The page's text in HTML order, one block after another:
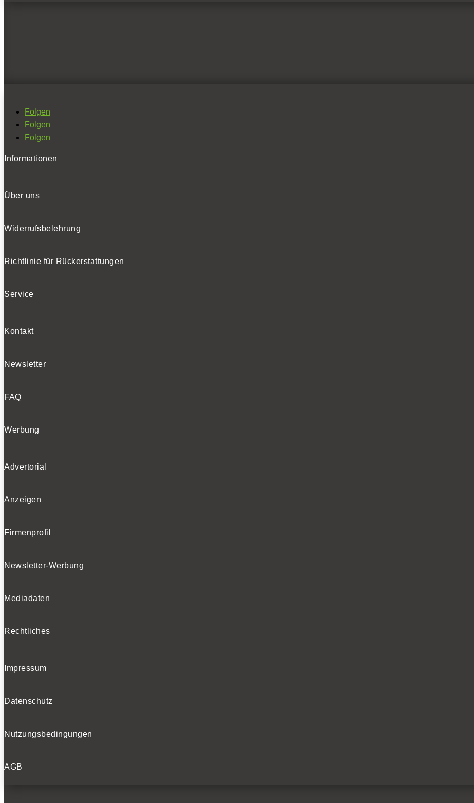
Folgen
Folgen
Folgen
Informationen
Über uns
Widerrufsbelehrung
Richtlinie für Rückerstattungen
Service
Kontakt
Newsletter
FAQ
Werbung
Advertorial
Anzeigen
Firmenprofil
Newsletter-Werbung
Mediadaten
Rechtliches
Impressum
Datenschutz
Nutzungsbedingungen
AGB